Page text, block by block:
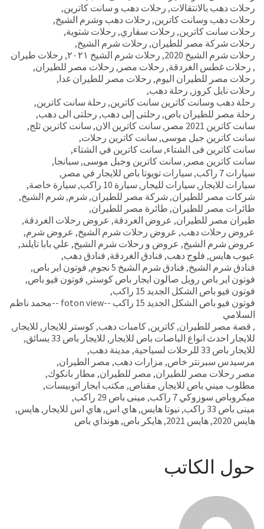
رحلات دهب بالانتقالات, رحلات دهب و سانت كاترين,
رحلات دهب وسانت كاترين, رحلات دهب وشرم الشيخ,
رحلات سانت كاترين, رحلات سفاري, رحلات شتوية,
رحلات شركة مصر للطيران, رحلات شرم الشيخ,
رحلات شرم الشيخ 2020
, رحلات شرم الشيخ ٢٠٢١ , رحلات طيران
, رحلات غطس الغردقة, رحلات مصر , رحلات مصر للطيران,
رحلات مصر للطيران اليوم, رحلات مصر للطيران غدا,
رحلات نايل كروز , رحلة دهب,
رحلة دهب وسانت كاترين سانت كاترين, رحلة سانت كاترين,
رحلة مصر للطيران باص, رحلتى إلى دهب, رحلتى الى دهب,
سانت كاترين 2021 مصر
, سانت كاترين الان, سانت كاترين ثلج,
سانت كاترين جبل موسى, سانت كاترين رحلات,
سانت كاترين فى الشتاء, سانت كاترين في الشتاء,
سانت كاترين مصر , سانت كاترين وجبل موسى, سبانجا,
سيارات 7 راكب
, سيارات تويوتا باص للايجار في مصر ,
سيارات للايجار , سيارات لليجار , سيارة 10 راكب , سيارة خاصة,
شركات مصر للطيران, شركة مصر للطيران, شرم, شرم الشيخ,
طائرات مصر للطيران, طائرة مصر للطيران,
طيران مصر للطيران, عروض الغردقة, عروض رحلات الغردقة,
عروض رحلات دهب, عروض رحلات شرم الشيخ, عروض شرم,
عروض شرم الشيخ, عروض و رحلات شرم الشيخ, علي بابا تايلند,
عيوب هايس, فلوج دهب, فنادق الغردقة, فنادق دهب,
فنادق شرم الشيخ, فنادق شرم الشيخ 5 نجوم , فوتون اير باص,
فوتون اير باص رويل صالون ايجار باص كوستر , فوتون فيو باص,
فوتون فيو باص الشكل الجديد 15 راكب
,
فوتون فيو باص الشكل الجديد 15 راكب --foton view --محمد ناظم
السلامي
, قصة مصر للطيران,كاترين,كامبات دهب,كوستر للايجار , للايجار ,
للايجار احدث انواع الباصات باص للايجار , للايجار باص 33 بسائق
,
للايجار باص 33 للرحلات لسياحية
, مدينة دهب,
مرسيدس سبرنتر خاص, مزارات دهب, مصر الطيران,
مصر رحلات مصر للطيران, مصر للطيران, مطار بانكوك,
مطلوب ميني باص للايجار , مقناص, مكتب ايجار اتوبيسات,
ميكروباص سوزوكي 7 راكب
, مينى باص 29 راكب
,
مينى باص 33 راكب
, نيوتا هايس,هاي اس,هاي اس للايجار ,هايس,
هايس 2020
,هايس 2021 ,هايكر باص,هونداي باص
حول الكاتب